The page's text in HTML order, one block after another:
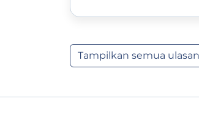
Tampilkan semua ulasan